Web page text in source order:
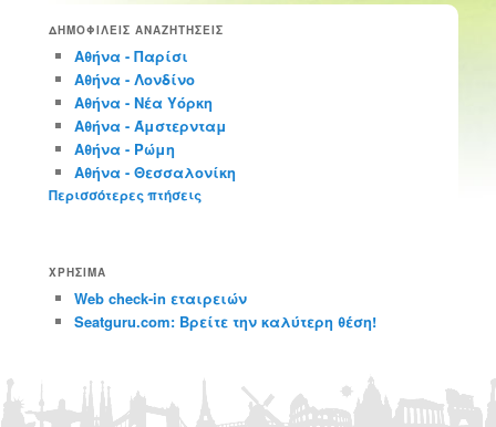
ΔΗΜΟΦΙΛΕΙΣ ΑΝΑΖΗΤΗΣΕΙΣ
Αθήνα - Παρίσι
Αθήνα - Λονδίνο
Αθήνα - Νέα Υόρκη
Αθήνα - Άμστερνταμ
Αθήνα - Ρώμη
Αθήνα - Θεσσαλονίκη
Περισσότερες πτήσεις
ΧΡΗΣΙΜΑ
Web check-in εταιρειών
Seatguru.com: Βρείτε την καλύτερη θέση!